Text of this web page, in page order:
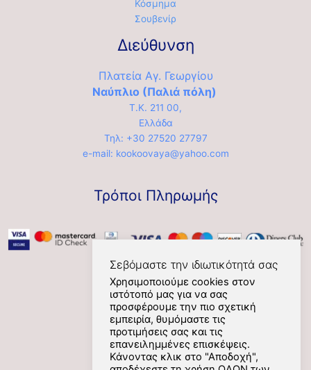
Κόσμημα
Σουβενίρ
Διεύθυνση
Πλατεία Αγ. Γεωργίου
Ναύπλιο (Παλιά πόλη)
Τ.Κ. 211 00,
Ελλάδα
Τηλ: +30 27520 27797
e-mail: kookoovaya@yahoo.com
Τρόποι Πληρωμής
Social
Σεβόμαστε την ιδιωτικότητά σας
Χρησιμοποιούμε cookies στον
ιστότοπό μας για να σας
προσφέρουμε την πιο σχετική
εμπειρία, θυμόμαστε τις
προτιμήσεις σας και τις
επανειλημμένες επισκέψεις.
Κάνοντας κλικ στο "Αποδοχή",